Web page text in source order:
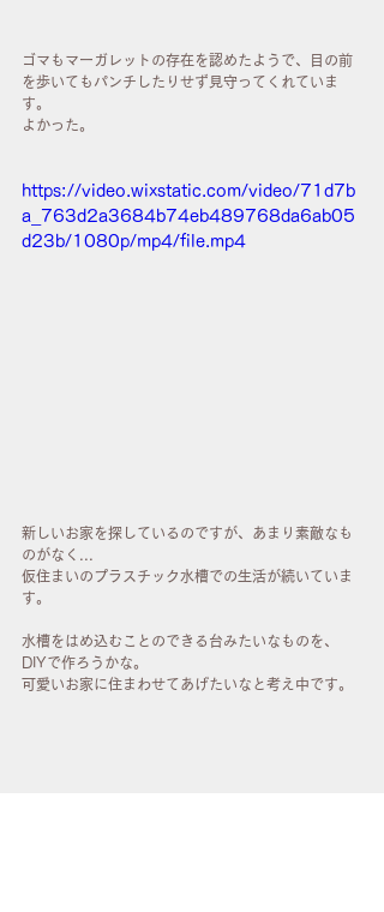
ゴマもマーガレットの存在を認めたようで、目の前
を歩いてもパンチしたりせず見守ってくれていま
す。
よかった。
https://video.wixstatic.com/video/71d7b
a_763d2a3684b74eb489768da6ab05
d23b/1080p/mp4/file.mp4
新しいお家を探しているのですが、あまり素敵なも
のがなく...
仮住まいのプラスチック水槽での生活が続いていま
す。
水槽をはめ込むことのできる台みたいなものを、
DIYで作ろうかな。
可愛いお家に住まわせてあげたいなと考え中です。